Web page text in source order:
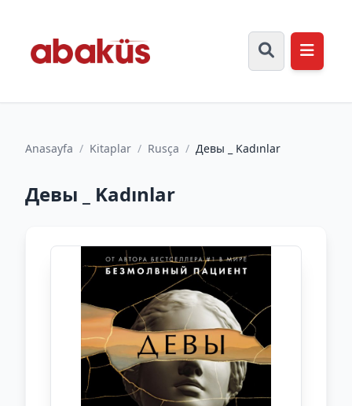
Anasayfa / Kitaplar / Rusça / Девы _ Kadınlar
Девы _ Kadınlar